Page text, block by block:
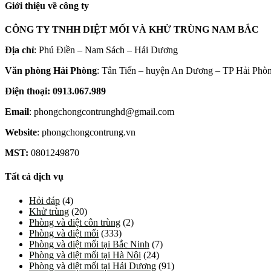
Giới thiệu về công ty
CÔNG TY TNHH DIỆT MỐI VÀ KHỬ TRÙNG NAM BẮC
Địa chỉ: Phú Điền – Nam Sách – Hải Dương
Văn phòng Hải Phòng: Tân Tiến – huyện An Dương – TP Hải
Điện thoại: 0913.067.989
Email: phongchongcontrunghd@gmail.com
Website: phongchongcontrung.vn
MST: 0801249870
Tất cả dịch vụ
Hỏi đáp (4)
Khử trùng (20)
Phòng và diệt côn trùng (2)
Phòng và diệt mối (333)
Phòng và diệt mối tại Bắc Ninh (7)
Phòng và diệt mối tại Hà Nội (24)
Phòng và diệt mối tại Hải Dương (91)